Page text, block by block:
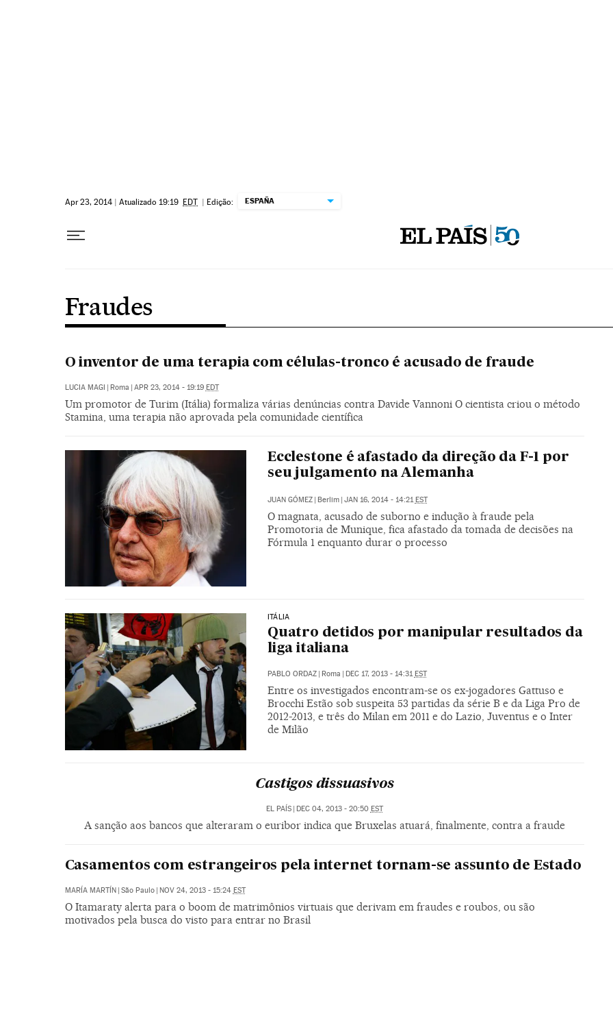
Apr 23, 2014 | Atualizado 19:19 EDT | Edição: ESPAÑA
Fraudes
O inventor de uma terapia com células-tronco é acusado de fraude
LUCIA MAGI | Roma | APR 23, 2014 - 19:19 EDT
Um promotor de Turim (Itália) formaliza várias denúncias contra Davide Vannoni O cientista criou o método
Stamina, uma terapia não aprovada pela comunidade científica
Ecclestone é afastado da direção da F-1 por
seu julgamento na Alemanha
JUAN GÓMEZ | Berlim | JAN 16, 2014 - 14:21EST
O magnata, acusado de suborno e indução à fraude pela
Promotoria de Munique, fica afastado da tomada de decisões na
Fórmula 1 enquanto durar o processo
ITÁLIA
Quatro detidos por manipular resultados da
liga italiana
PABLO ORDAZ Roma DEC 17, 2013 - 14:31 EST
Entre os investigados encontram-se os ex-jogadores Gattuso e
Brocchi Estão sob suspeita 53 partidas da série B e da Liga Pro de
2012-2013, e três do Milan em 2011 e do Lazio, Juventus e o Inter
de Milão
Castigos dissuasivos
EL PAÍS | DEC 04, 2013 - 20:50 EST
A sanção aos bancos que alteraram o euribor indica que Bruxelas atuará, finalmente, contra a fraude
Casamentos com estrangeiros pela internet tornam-se assunto de Estado
MARÍA MARTÍN | São Paulo | NOV 24, 2013 - 15:24 EST
O Itamaraty alerta para o boom de matrimônios virtuais que derivam em fraudes e roubos, ou são
motivados pela busca do visto para entrar no Brasil